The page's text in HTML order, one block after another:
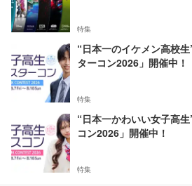
特集
“日本一のイケメン高校
ターコン2026」開催中！
特集
“日本一かわいい女子高
コン2026」開催中！
特集